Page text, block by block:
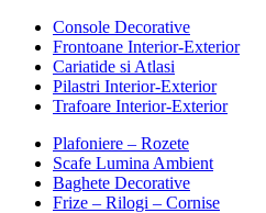
Console Decorative
Frontoane Interior-Exterior
Cariatide si Atlasi
Pilastri Interior-Exterior
Trafoare Interior-Exterior
Plafoniere – Rozete
Scafe Lumina Ambient
Baghete Decorative
Frize – Rilogi – Cornise